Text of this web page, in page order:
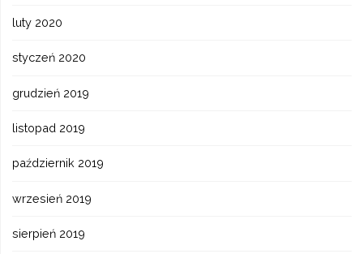
luty 2020
styczeń 2020
grudzień 2019
listopad 2019
październik 2019
wrzesień 2019
sierpień 2019